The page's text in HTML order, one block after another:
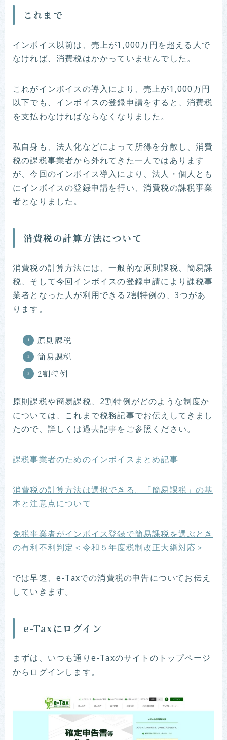
これまで
インボイス以前は、売上が1,000万円を超える人で
なければ、消費税はかかっていませんでした。
これがインボイスの導入により、売上が1,000万円
以下でも、インボイスの登録申請をすると、消費税
を支払わなければならなくなりました。
私自身も、法人化などによって所得を分散し、消費
税の課税事業者から外れてきた一人ではあります
が、今回のインボイス導入により、法人・個人とも
にインボイスの登録申請を行い、消費税の課税事業
者となりました。
消費税の計算方法について
消費税の計算方法には、一般的な原則課税、簡易課
税、そして今回インボイスの登録申請により課税事
業者となった人が利用できる2割特例の、3つがあ
ります。
原則課税
簡易課税
2割特例
原則課税や簡易課税、2割特例がどのような制度か
については、これまで税務記事でお伝えしてきまし
たので、詳しくは過去記事をご参照ください。
課税事業者のためのインボイスまとめ記事
消費税の計算方法は選択できる。「簡易課税」の基
本と注意点について
免税事業者がインボイス登録で簡易課税を選ぶとき
の有利不利判定＜令和５年度税制改正大綱対応＞
では早速、e-Taxでの消費税の申告についてお伝え
していきます。
e-Taxにログイン
まずは、いつも通りe-Taxのサイトのトップページ
からログインします。